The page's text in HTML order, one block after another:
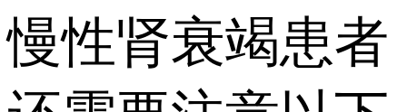
慢性肾衰竭患者